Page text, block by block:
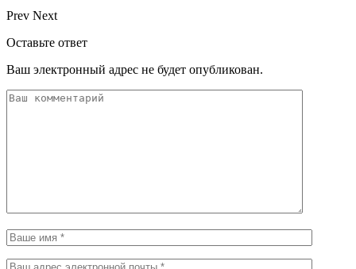
Prev Next
Оставьте ответ
Ваш электронный адрес не будет опубликован.